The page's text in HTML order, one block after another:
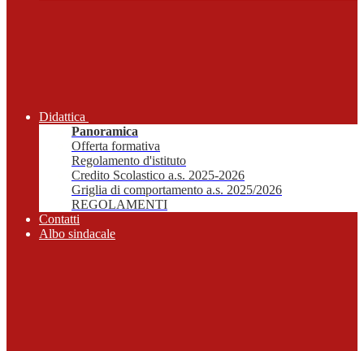
Didattica
Panoramica
Offerta formativa
Regolamento d'istituto
Credito Scolastico a.s. 2025-2026
Griglia di comportamento a.s. 2025/2026
REGOLAMENTI
Contatti
Albo sindacale